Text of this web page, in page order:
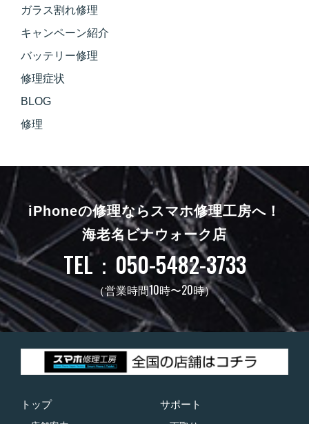
ガラス割れ修理
キャンペーン紹介
バッテリー修理
修理症状
BLOG
修理
iPhoneの修理ならスマホ修理工房へ！
海老名ビナウォーク店
TEL：050-5482-3733
（営業時間10時〜20時）
トップ サポート